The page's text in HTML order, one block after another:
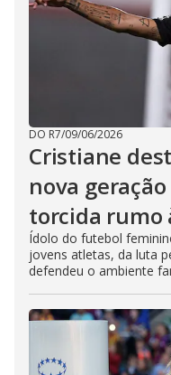
DO R7/09/06/2026
Cristiane
nova
torcida rumo
Ídolo do futebol
jovens atletas, da luta
defendeu o ambiente